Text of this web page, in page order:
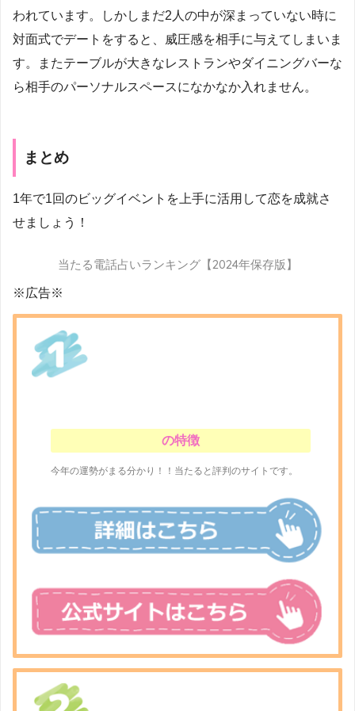
われています。しかしまだ2人の中が深まっていない時に
対面式でデートをすると、威圧感を相手に与えてしまいま
す。またテーブルが大きなレストランやダイニングバーな
ら相手のパーソナルスペースになかなか入れません。
まとめ
1年で1回のビッグイベントを上手に活用して恋を成就さ
せましょう！
当たる電話占いランキング【2024年保存版】
※広告※
の特徴
今年の運勢がまる分かり！！当たると評判のサイトです。